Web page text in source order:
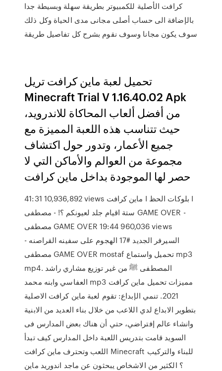
كرافت الأصلية للكمبيوتر بطريقة سهلة وبسيطة جدا
بالإضافة الى حساب أصلى مجانى مدى الحياة وكل ذلك
سوف يكون مجانا وسوف نقوم بشرح كل تفاصيل طريقة
تحميل لعبة ماين كرافت تريل
Minecraft Trial V 1.16.40.02 Apk
من أفضل ألعاب المحاكاة للاندرويد،
حيث تتناسب هذه اللعبة المميزة مع
جميع الأعمار، وتدور حول اكتشاف
مجموعة من العوالم والأماكن التي لا
حصر لها الموجودة بداخل ماين كرافت
41:31 10,936,892 views ماين كرافت I بلوكات الحظ I
ستة اقيام جلد لعيونكم ؟! - مصطفى GAME OVER -
مصطفى GAME OVER 19:44 960,036 views
السيرفر الجديد #17 الهجوم على سفينه القراصنه -
مصطفى GAME OVER mostaf تحميل واستماع mp3
mp4. المصطفى ﷺ من غير توزيع مشاري راشد
العفاسي وابنه محمد mp3 مميزات تحميل ماين كرافت
2021. تنمي الإبداع: تقوم لعبة ماين كرافت الاصلية
بتطوير الابداع لدي اللاعب من خلال بناء العديد من الابنية
وانشاء عالم إفتراضي، حتي أن هناك بعض المدارس فى
السويد قامت بتدريس اللعبة داخل المدارس كيف تبدأ
اللعب وتحترف ماين كرافت Minecraft للبناء والتركيب
؟ الكثير من الاشخاص يبحثون عن ماجد اندوريد ماين